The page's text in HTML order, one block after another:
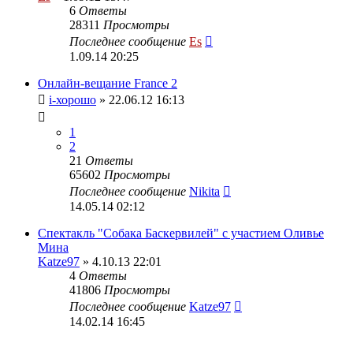
6 Ответы
28311 Просмотры
Последнее сообщение Es
1.09.14 20:25
Онлайн-вещание France 2
i-хорошо » 22.06.12 16:13
1
2
21 Ответы
65602 Просмотры
Последнее сообщение Nikita
14.05.14 02:12
Спектакль "Собака Баскервилей" с участием Оливье
Мина
Katze97 » 4.10.13 22:01
4 Ответы
41806 Просмотры
Последнее сообщение Katze97
14.02.14 16:45